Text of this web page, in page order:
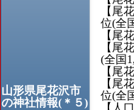
山形県尾花沢市
の神社情報(＊５)
【尾
位(全
【尾
【尾
(全国
【尾
【尾
位(全
【人